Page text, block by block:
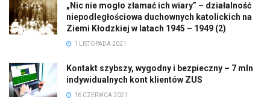
„Nic nie mogło złamać ich wiary” – działalność
niepodległościowa duchownych katolickich na
Ziemi Kłodzkiej w latach 1945 – 1949 (2)
1 LISTOPADA 2021
Kontakt szybszy, wygodny i bezpieczny – 7 mln
indywidualnych kont klientów ZUS
16 CZERWCA 2021